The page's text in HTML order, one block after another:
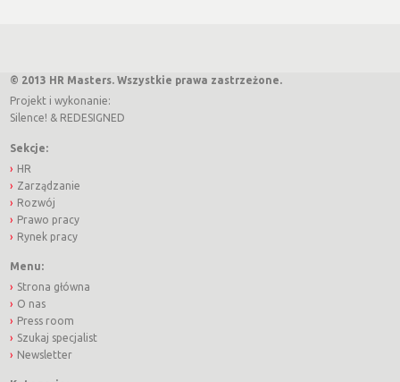
© 2013 HR Masters. Wszystkie prawa zastrzeżone.
Projekt i wykonanie:
Silence! & REDESIGNED
Sekcje:
HR
Zarządzanie
Rozwój
Prawo pracy
Rynek pracy
Menu:
Strona główna
O nas
Press room
Szukaj specjalist
Newsletter